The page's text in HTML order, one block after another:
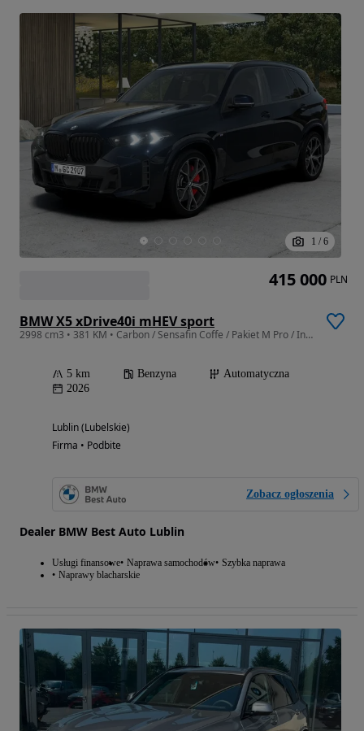
1 / 6
BMW X5 xDrive40i mHEV sport
2998 cm3 • 381 KM • Carbon / Sensafin Coffe / Pakiet M Pro / Innowacji / Harman Kardon
5 km Benzyna
Automatyczna
2026
Lublin (Lubelskie)
Firma • Podbite
Zobacz ogłoszenia
Dealer BMW Best Auto Lublin
Usługi finansowe Naprawa samochodów Szybka naprawa
Naprawy blacharskie
415 000 PLN